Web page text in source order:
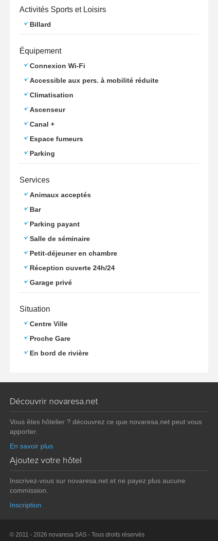
Activités Sports et Loisirs
Billard
Équipement
Connexion Wi-Fi
Accessible aux pers. à mobilité réduite
Climatisation
Ascenseur
Canal +
Espace fumeurs
Parking
Services
Animaux acceptés
Bar
Parking payant
Salle de séminaire
Petit-déjeuner en chambre
Réception ouverte 24h/24
Garage privé
Situation
Centre Ville
Proche Gare
En bord de rivière
Découvrir novaresa.net
Vous êtes hôtelier ? découvrez ce que novaresa.net peut vous
apporter.
En savoir plus
Ajoutez votre hôtel
Inscrivez-vous sur novaresa.net et ne payez plus aucune
commission.
Inscription
© 2011 - 2026 novaresa SAS - Tous droits réservés